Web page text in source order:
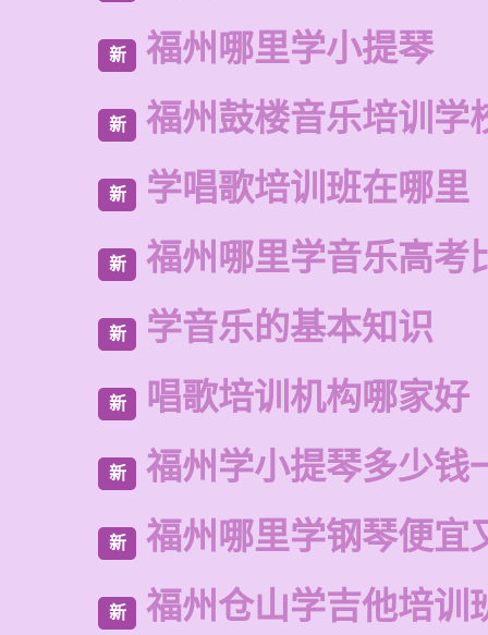
新 福州哪里学小提琴
新 福州鼓楼音乐培训学
新 学唱歌培训班在哪里
新 福州哪里学音乐高考
新 学音乐的基本知识
新 唱歌培训机构哪家好
新 福州学小提琴多少钱
新 福州哪里学钢琴便宜
新 福州仓山学吉他培训